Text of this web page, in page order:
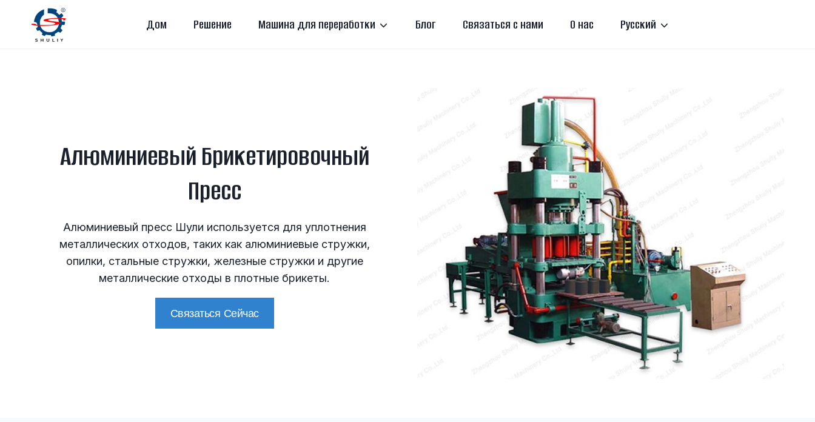
Перейти
содержимому
Дом Решение Машина для переработки Блог Связаться с нами О нас Русский
Алюминиевый Брикетировочный
Пресс
Алюминиевый пресс Шули используется для уплотнения
металлических отходов, таких как алюминиевые стружки,
опилки, стальные стружки, железные стружки и другие
металлические отходы в плотные брикеты.
Связаться Сейчас